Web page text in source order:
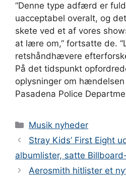
“Denne type adfærd er
uacceptabel overalt, og
skete ved et af vores
at lære om,” fortsatte de.
retshåndhævere
På det tidspunkt
oplysninger om
Pasadena Police
Kategorier
Musik nyheder
Stray Kids’ First Eight
albumlister, satte
Aerosmith hitlister et